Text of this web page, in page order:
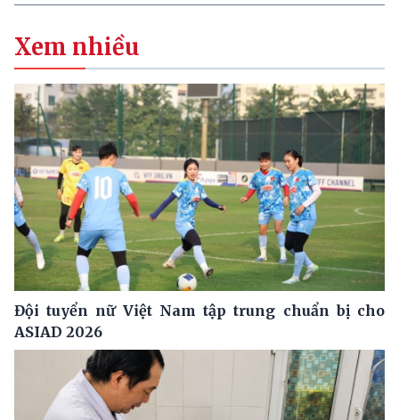
Xem nhiều
Đội tuyển nữ Việt Nam tập trung chuẩn bị cho
ASIAD 2026